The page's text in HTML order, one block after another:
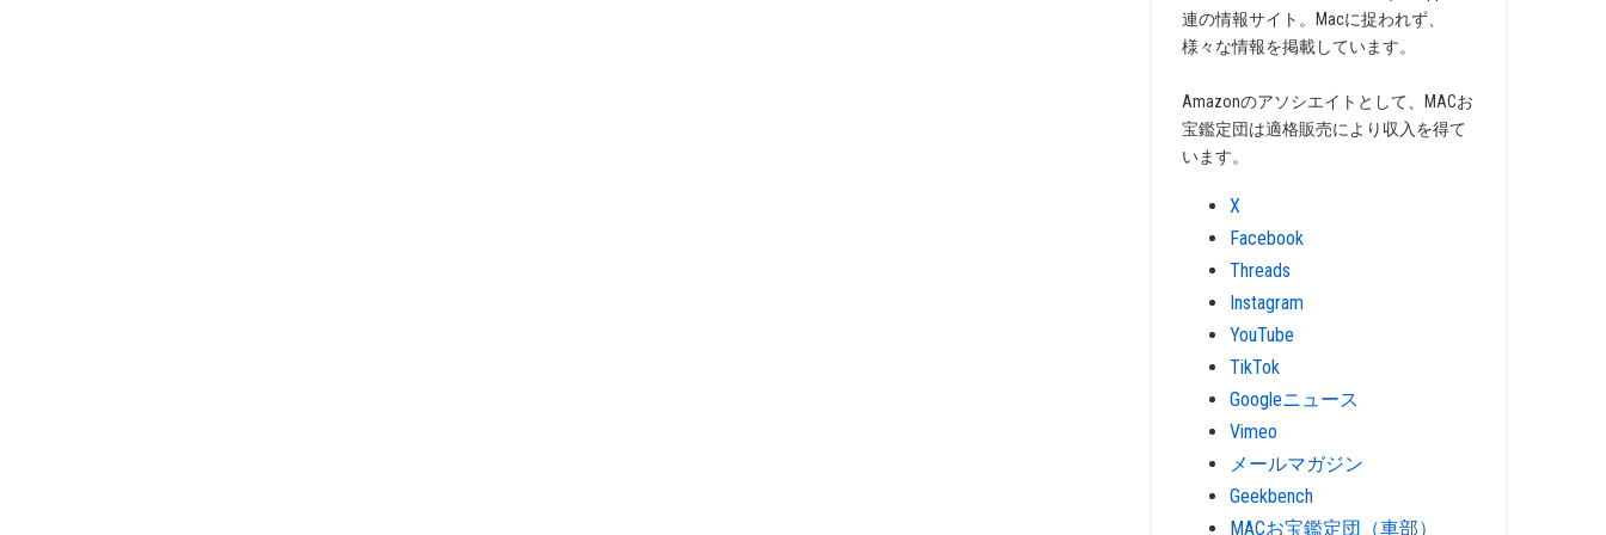
連の情報サイト。Macに捉われず、
様々な情報を掲載しています。
Amazonのアソシエイトとして、MACお
宝鑑定団は適格販売により収入を得て
います。
X
Facebook
Threads
Instagram
YouTube
TikTok
Googleニュース
Vimeo
メールマガジン
Geekbench
MACお宝鑑定団（車部）